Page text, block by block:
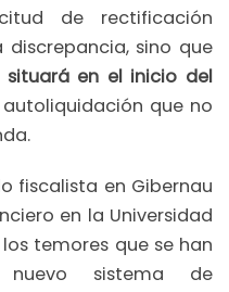
de rectificación
sino que
en el inicio del
que no
fiscalista en Gibernau
en la Universidad
temores que se han
sistema de